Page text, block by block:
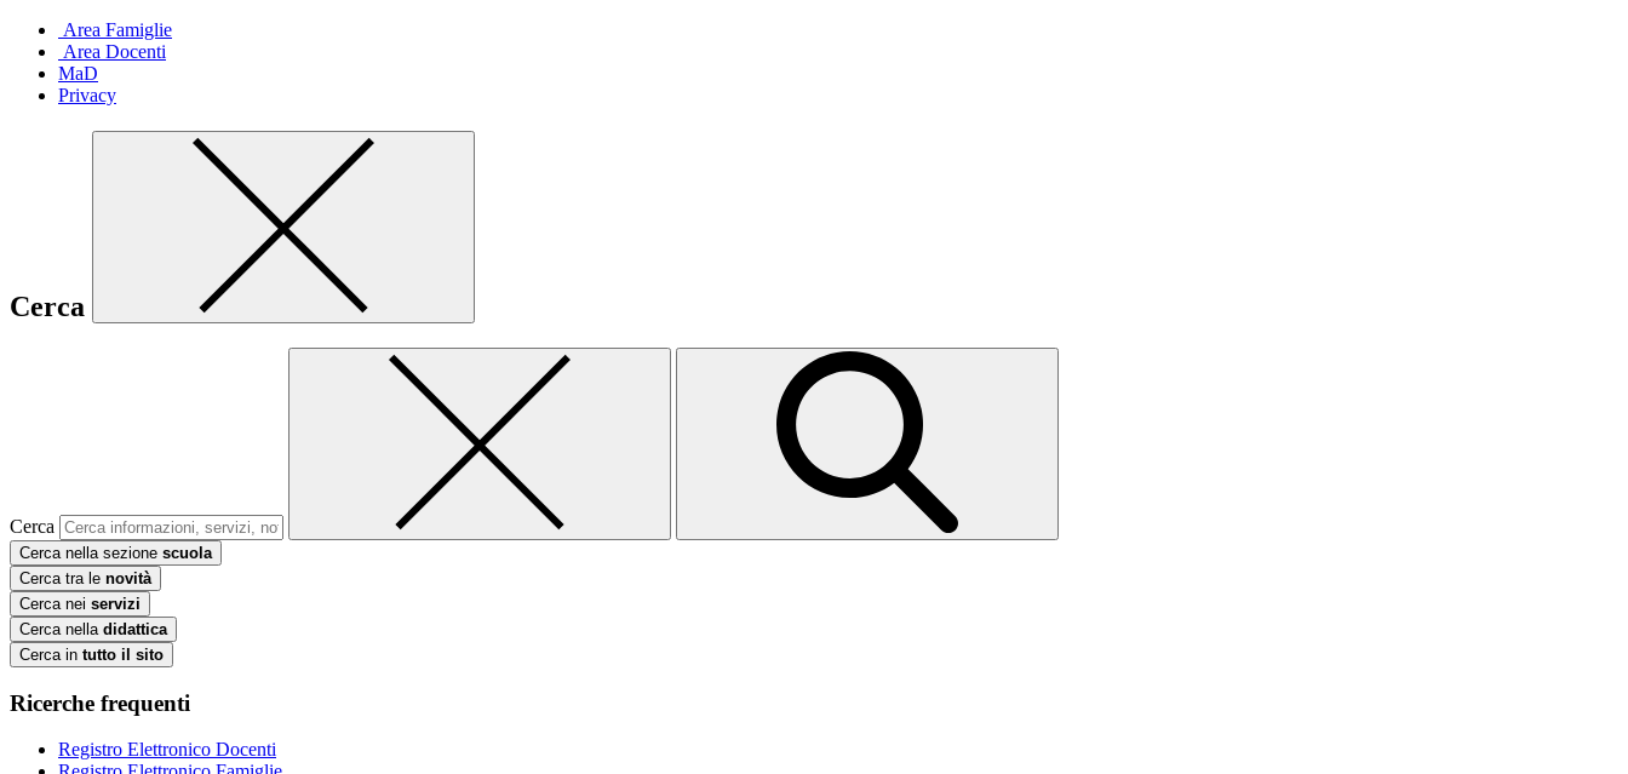
Area Famiglie
Area Docenti
MaD
Privacy
Cerca
Cerca
Cerca nella sezione scuola
Cerca tra le novità
Cerca nei servizi
Cerca nella didattica
Cerca in tutto il sito
Ricerche frequenti
Registro Elettronico Docenti